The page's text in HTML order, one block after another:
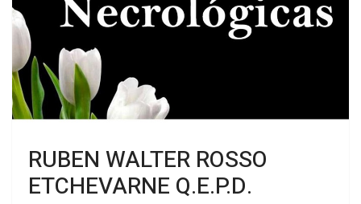
RUBEN WALTER ROSSO
ETCHEVARNE Q.E.P.D.